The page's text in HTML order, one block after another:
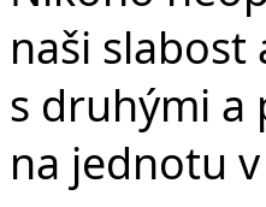
naši
s druhými a
na jednotu